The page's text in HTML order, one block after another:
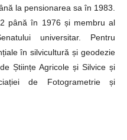
la pensionarea sa în 1983.
până în 1976 și membru al
universitar. Pentru
în silvicultură și geodezie
Științe Agricole și Silvice și
de Fotogrametrie și